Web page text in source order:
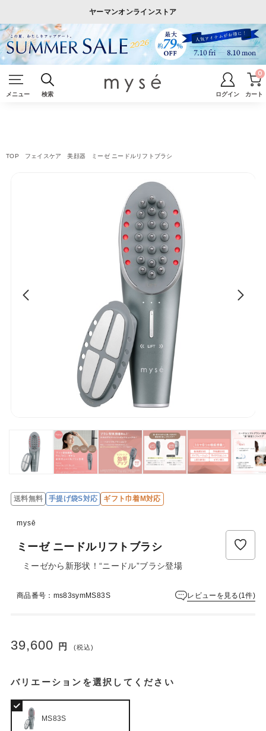
ヤーマンオンラインストア
メニュー 検索 ログイン カート
0
TOP フェイスケア 美顔器 ミーゼ ニードルリフトブラシ
送料無料 手提げ袋S対応 ギフト巾着M対応
mysē
ミーゼ ニードルリフトブラシ
ミーゼから新形状！“ニードル”ブラシ登場
商品番号：ms83symMS83S レビューを見る(1件)
39,600 円 (税込)
バリエーションを選択してください
MS83S